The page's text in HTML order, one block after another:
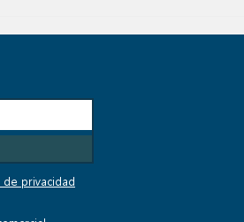
de privacidad